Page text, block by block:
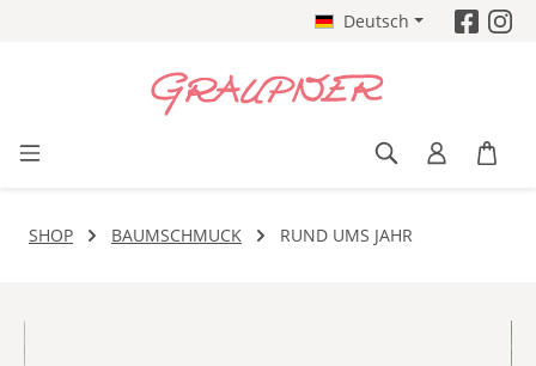
Deutsch
SHOP BAUMSCHMUCK RUND UMS JAHR